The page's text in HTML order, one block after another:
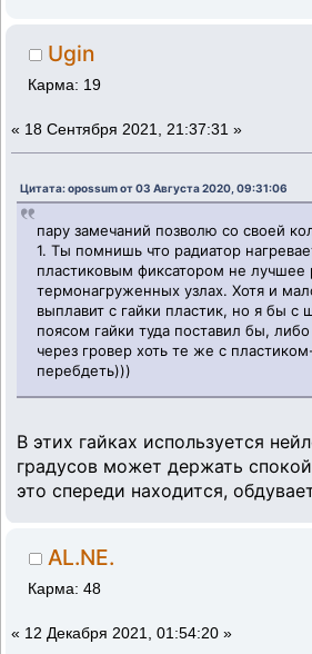
Ugin
Карма: 19
« 18 Сентября 2021, 21:37:31 »
Цитата: opossum от 03 Августа 2020, 09:31:06
пару замечаний позволю со своей
1. Ты помнишь что радиатор
пластиковым фиксатором не
термонагруженных узлах. Хотя и
выплавит с гайки пластик, но я бы с
поясом гайки туда поставил бы, либо
через гровер хоть те же с
перебдеть)))
В этих гайках используется
градусов может держать
это спереди находится,
AL.NE.
Карма: 48
« 12 Декабря 2021, 01:54:20 »